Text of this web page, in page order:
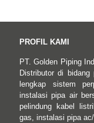
PROFIL KAMI
PT. Golden Piping
Distributor di bidang
lengkap sistem
instalasi pipa air
pelindung kabel
gas, instalasi pipa